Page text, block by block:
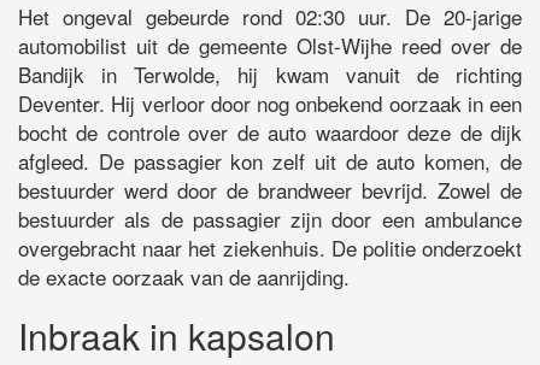
Het ongeval gebeurde rond 02:30 uur. De 20-jarige
automobilist uit de gemeente Olst-Wijhe reed over de
Bandijk in Terwolde, hij kwam vanuit de richting
Deventer. Hij verloor door nog onbekend oorzaak in een
bocht de controle over de auto waardoor deze de dijk
afgleed. De passagier kon zelf uit de auto komen, de
bestuurder werd door de brandweer bevrijd. Zowel de
bestuurder als de passagier zijn door een ambulance
overgebracht naar het ziekenhuis. De politie onderzoekt
de exacte oorzaak van de aanrijding.
Inbraak in kapsalon